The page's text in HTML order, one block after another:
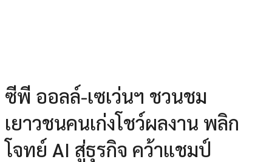
ซีพี ออลล์-เซเว่นฯ ชวนชม
เยาวชนคนเก่งโชว์ผลงาน พลิก
โจทย์ AI สู่ธุรกิจ คว้าแชมป์